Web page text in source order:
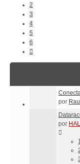
2
3
4
5
6
por
por HAL